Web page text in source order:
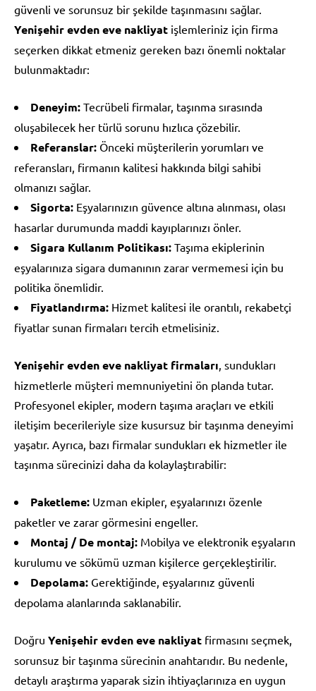
güvenli ve sorunsuz bir şekilde taşınmasını sağlar.
Yenişehir evden eve nakliyat işlemleriniz için firma
seçerken dikkat etmeniz gereken bazı önemli noktalar
bulunmaktadır:
Deneyim: Tecrübeli firmalar, taşınma sırasında
oluşabilecek her türlü sorunu hızlıca çözebilir.
Referanslar: Önceki müşterilerin yorumları ve
referansları, firmanın kalitesi hakkında bilgi sahibi
olmanızı sağlar.
Sigorta: Eşyalarınızın güvence altına alınması, olası
hasarlar durumunda maddi kayıplarınızı önler.
Sigara Kullanım Politikası: Taşıma ekiplerinin
eşyalarınıza sigara dumanının zarar vermemesi için bu
politika önemlidir.
Fiyatlandırma: Hizmet kalitesi ile orantılı, rekabetçi
fiyatlar sunan firmaları tercih etmelisiniz.
Yenişehir evden eve nakliyat firmaları , sundukları
hizmetlerle müşteri memnuniyetini ön planda tutar.
Profesyonel ekipler, modern taşıma araçları ve etkili
iletişim becerileriyle size kusursuz bir taşınma deneyimi
yaşatır. Ayrıca, bazı firmalar sundukları ek hizmetler ile
taşınma sürecinizi daha da kolaylaştırabilir:
Paketleme: Uzman ekipler, eşyalarınızı özenle
paketler ve zarar görmesini engeller.
Montaj / De montaj: Mobilya ve elektronik eşyaların
kurulumu ve sökümü uzman kişilerce gerçekleştirilir.
Depolama: Gerektiğinde, eşyalarınız güvenli
depolama alanlarında saklanabilir.
Doğru Yenişehir evden eve nakliyat firmasını seçmek,
sorunsuz bir taşınma sürecinin anahtarıdır. Bu nedenle,
detaylı araştırma yaparak sizin ihtiyaçlarınıza en uygun